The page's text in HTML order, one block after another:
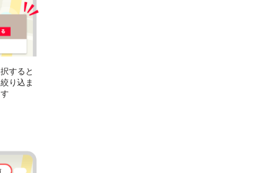
すると
り込ま